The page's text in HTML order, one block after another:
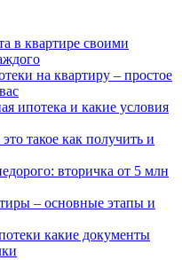
в квартире своими
на квартиру – простое
ипотека и какие условия
такое как получить и
вторичка от 5 млн
– основные этапы и
какие документы